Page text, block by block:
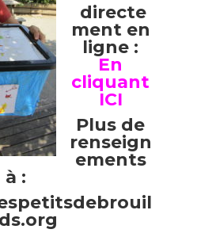
directe
ment en
ligne :
En
cliquant
ICI
Plus de
renseign
ements
à :